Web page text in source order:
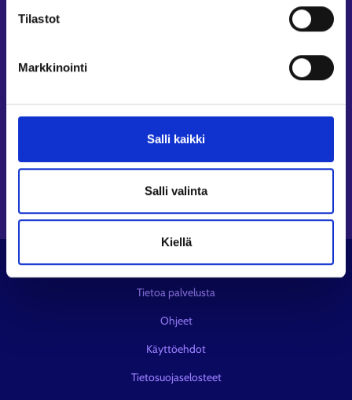
Tilastot
Markkinointi
Salli kaikki
Salli valinta
Kiellä
Seuraa meitä
LinkedIn⁠
Youtube⁠
© KEHA-keskus
Tietoa palvelusta
Ohjeet
Käyttöehdot
Tietosuojaselosteet